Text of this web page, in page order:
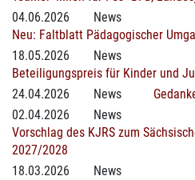
04.06.2026
News
Neu: Faltblatt Pädagogischer
18.05.2026
News
Beteiligungspreis für Kinder und
24.04.2026
News
02.04.2026
News
Vorschlag des KJRS zum
2027/2028
18.03.2026
News